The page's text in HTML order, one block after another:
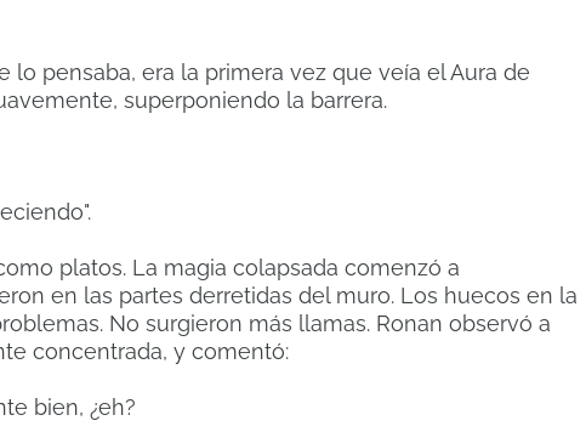
lo pensaba, era la primera vez que veía el Aura de
superponiendo la barrera.
platos. La magia colapsada comenzó a
en las partes derretidas del muro. Los huecos en la
No surgieron más llamas. Ronan observó a
concentrada, y comentó:
bien, ¿eh?